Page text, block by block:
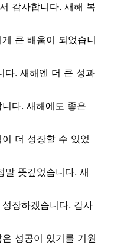
감사합니다. 새해 복
큰 배움이 되었습니
다. 새해엔 더 큰 성과
다. 새해에도 좋은
더 성장할 수 있었
말 뜻깊었습니다. 새
장하겠습니다. 감사
성공이 있기를 기원